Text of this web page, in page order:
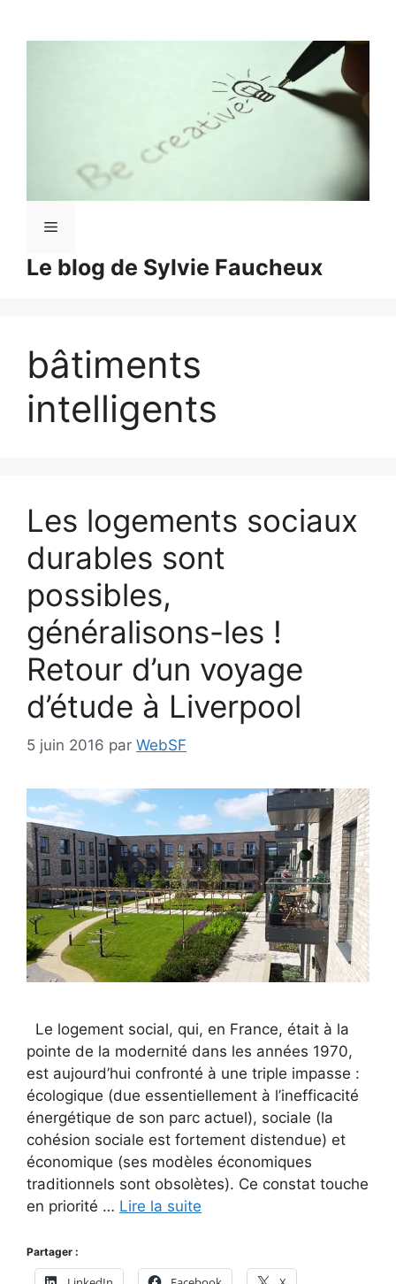
Le blog de Sylvie Faucheux
Menu
bâtiments
intelligents
Les logements sociaux
durables sont
possibles,
généralisons-les !
Retour d’un voyage
d’étude à Liverpool
5 juin 2016 par WebSF
Le logement social, qui, en France, était à la
pointe de la modernité dans les années 1970,
est aujourd’hui confronté à une triple impasse :
écologique (due essentiellement à l’inefficacité
énergétique de son parc actuel), sociale (la
cohésion sociale est fortement distendue) et
économique (ses modèles économiques
traditionnels sont obsolètes). Ce constat touche
en priorité … Lire la suite
Partager :